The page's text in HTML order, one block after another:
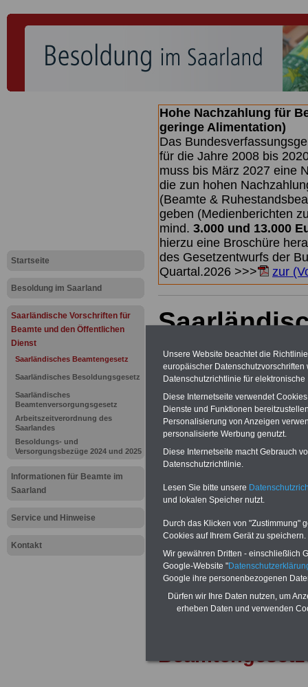
Startseite
Besoldung im Saarland
Saarländische Vorschriften für
Beamte und den Öffentlichen
Dienst
Saarländisches Beamtengesetz
Saarländisches Besoldungsgesetz
Saarländisches
Beamtenversorgungsgesetz
Arbeitszeitverordnung des
Saarlandes
Besoldungs- und
Versorgungsbezüge 2024 und 2025
Informationen für Beamte im
Saarland
Service und Hinweise
Kontakt
Hohe Nachzahlung für
geringe Alimentation)
Das
für die Jahre 2008 bis
muss bis März 2027 eine
die zun hohen
(Beamte &
geben (Medienberichten
mind. 3.000 und 13.000
hierzu eine Broschüre
des Gesetzentwurfs der
Quartal.2026 >>>
zur
BEHÖRDEN-ABOmit 3 Ratgebern
22,50 Euro: Wissenswertes für
und Beamte,
Ländern. Alle 3 Ratgeber sind
gegliedert und erläutern auch
Sachverhalte verständlich (auch
des Saarlandes). .
>>> kann
werden
Unsere Website beachtet die
europäischer
Datenschutzrichtlinie für
Diese Internetseite verwendet
Dienste und Funktionen
Personalisierung von Anzeigen
personalisierte Werbung genutzt.
Diese Internetseite macht Gebrauch
Datenschutzrichtlinie.
Lesen Sie bitte unsere
und lokalen Speicher nutzt.
Durch das Klicken von "Zustimmung"
Cookies auf Ihrem Gerät zu speichern.
Wir gewähren Dritten - einschließlich
Google-Website "
Google ihre personenbezogenen
Dürfen wir Ihre Daten nutzen, um
erheben Daten und verwenden